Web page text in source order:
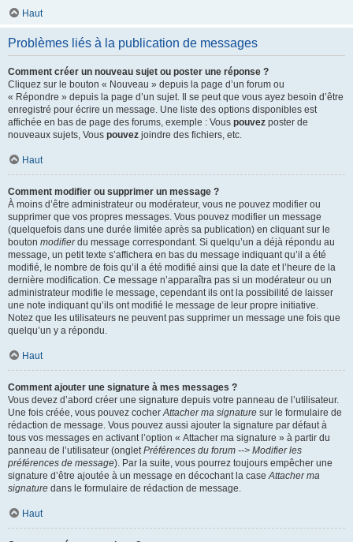
Haut
Problèmes liés à la publication de messages
Comment créer un nouveau sujet ou poster une réponse ?
Cliquez sur le bouton « Nouveau » depuis la page d’un forum ou
« Répondre » depuis la page d’un sujet. Il se peut que vous ayez besoin d’être
enregistré pour écrire un message. Une liste des options disponibles est
affichée en bas de page des forums, exemple : Vous pouvez poster de
nouveaux sujets, Vous pouvez joindre des fichiers, etc.
Haut
Comment modifier ou supprimer un message ?
À moins d’être administrateur ou modérateur, vous ne pouvez modifier ou
supprimer que vos propres messages. Vous pouvez modifier un message
(quelquefois dans une durée limitée après sa publication) en cliquant sur le
bouton modifierdu message correspondant. Si quelqu’un a déjà répondu au
message, un petit texte s’affichera en bas du message indiquant qu’il a été
modifié, le nombre de fois qu’il a été modifié ainsi que la date et l’heure de la
dernière modification. Ce message n’apparaîtra pas si un modérateur ou un
administrateur modifie le message, cependant ils ont la possibilité de laisser
une note indiquant qu’ils ont modifié le message de leur propre initiative.
Notez que les utilisateurs ne peuvent pas supprimer un message une fois que
quelqu’un y a répondu.
Haut
Comment ajouter une signature à mes messages ?
Vous devez d’abord créer une signature depuis votre panneau de l’utilisateur.
Une fois créée, vous pouvez cocherAttacher ma signature sur le formulaire de
rédaction de message. Vous pouvez aussi ajouter la signature par défaut à
tous vos messages en activant l’option « Attacher ma signature » à partir du
panneau de l’utilisateur (ongletPréférences du forum --> Modifier les
préférences de message). Par la suite, vous pourrez toujours empêcher une
signature d’être ajoutée à un message en décochant la caseAttacher ma
signature dans le formulaire de rédaction de message.
Haut